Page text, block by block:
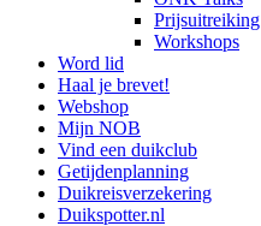
Prijsuitreiking
Workshops
Word lid
Haal je brevet!
Webshop
Mijn NOB
Vind een duikclub
Getijdenplanning
Duikreisverzekering
Duikspotter.nl